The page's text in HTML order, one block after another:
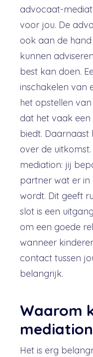
advocaat-
voor jou. De
ook aan de
kunnen
best kan doen.
inschakelen van
het opstellen
dat het vaak een
biedt. Daarnaast
over de
mediation: jij
partner wat er in
wordt. Dit geeft
slot is een
om een goede
wanneer
contact tussen
belangrijk.
Waarom
Het is erg